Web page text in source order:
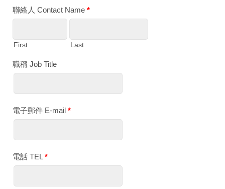
聯絡人 Contact Name *
First Last
職稱 Job Title
電子郵件 E-mail *
電話 TEL*